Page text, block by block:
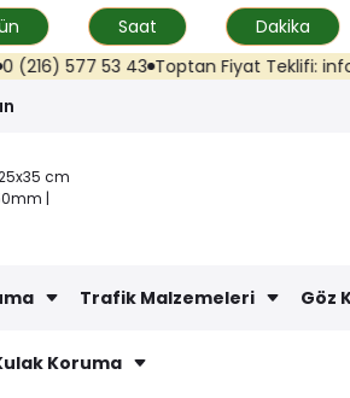
Saat Dakika
43 Toptan Fiyat Teklifi:
Trafik Malzemeleri Göz
Koruma